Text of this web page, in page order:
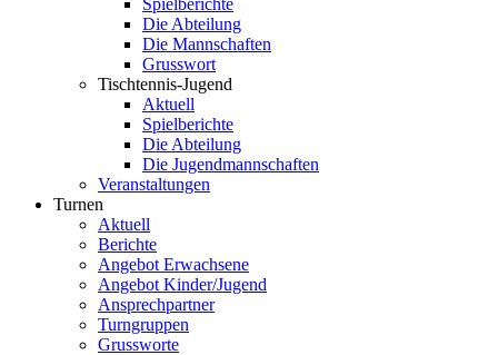
Spielberichte
Die Abteilung
Die Mannschaften
Grusswort
Tischtennis-Jugend
Aktuell
Spielberichte
Die Abteilung
Die Jugendmannschaften
Veranstaltungen
Turnen
Aktuell
Berichte
Angebot Erwachsene
Angebot Kinder/Jugend
Ansprechpartner
Turngruppen
Grussworte